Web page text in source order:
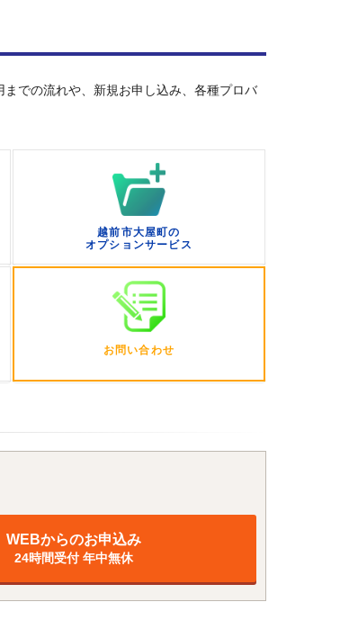
での流れや、新規お申し込み、各種プロバ
越前市大屋町の
オプションサービス
お問い合わせ
WEBからのお申込み
24時間受付 年中無休